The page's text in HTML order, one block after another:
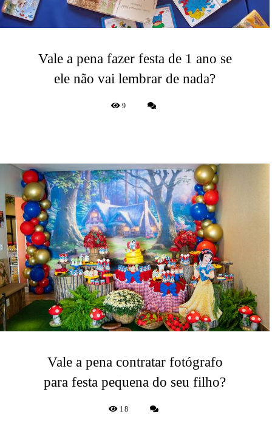
Vale a pena fazer festa de 1 ano se
ele não vai lembrar de nada?
9
Vale a pena contratar fotógrafo
para festa pequena do seu filho?
18